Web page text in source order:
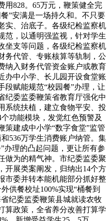
用828。65万元，鞭策健全完
”安满是一场持久和。不只要
实、治底子。各级纪检监察机
范，以通明强监视，针对学生
坐支等问题，各级纪检监察机
务代管、专账核算等轨制，公
纳入财务代管资金账户或教育
办中小学、长儿园开设食堂账
段赋能规范“校园餐”办理，让
纪委监委鞭策省教育厅强化中
系统扶植，建立食物平安、投
功能模块，发觉红色预警及
策建成中小学“数字食堂”监管
536万学生消费账户纳管。集
办理的凸起问题，更让所有参
做为的精气神。市纪委监委聚
开展类案阐发，归纳出14个方
市委并转本能机能部分抓好整
供餐校址100%实现“桶餐到
纪委监委鞭策县城就读农牧
算政策，全省养分改善打算学